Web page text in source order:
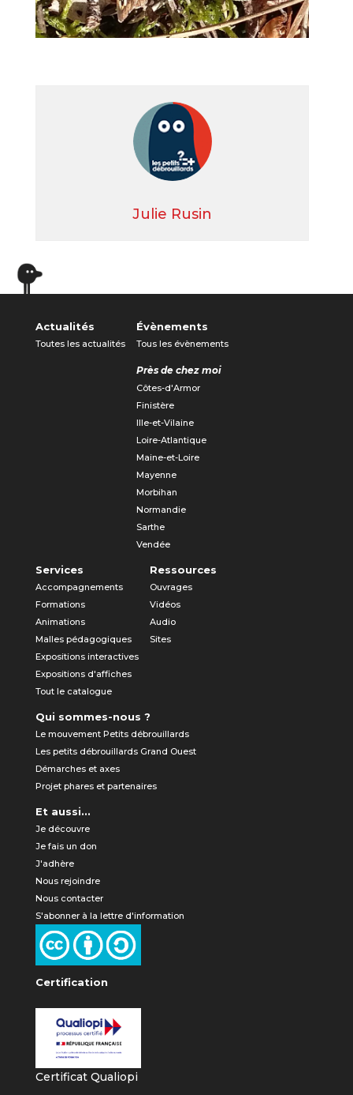
Julie Rusin
Actualités
Toutes les actualités
Évènements
Tous les évènements
Près de chez moi
Côtes-d'Armor
Finistère
Ille-et-Vilaine
Loire-Atlantique
Maine-et-Loire
Mayenne
Morbihan
Normandie
Sarthe
Vendée
Services
Accompagnements
Formations
Animations
Malles pédagogiques
Expositions interactives
Expositions d'affiches
Tout le catalogue
Ressources
Ouvrages
Vidéos
Audio
Sites
Qui sommes-nous ?
Le mouvement Petits débrouillards
Les petits débrouillards Grand Ouest
Démarches et axes
Projet phares et partenaires
Et aussi...
Je découvre
Je fais un don
J'adhère
Nous rejoindre
Nous contacter
S'abonner à la lettre d'information
Certification
Certificat Qualiopi